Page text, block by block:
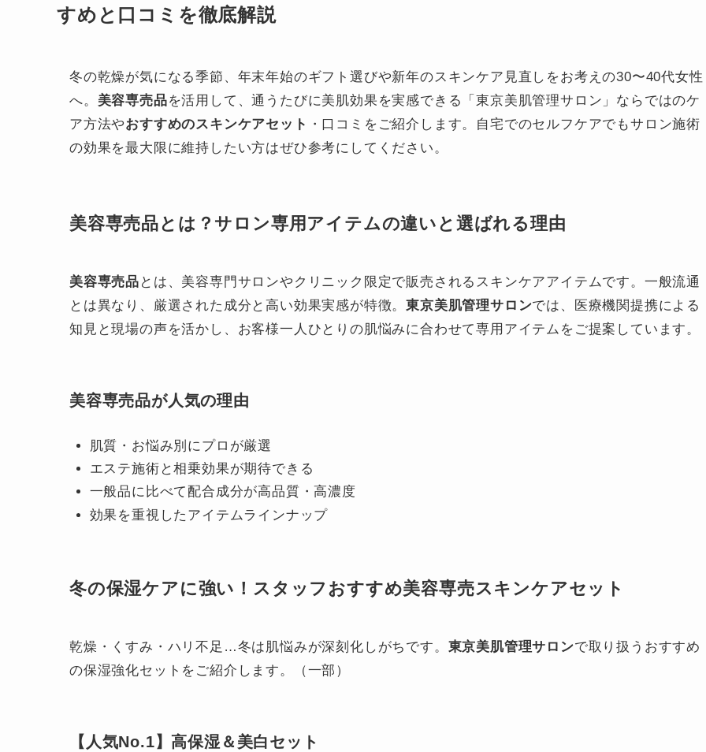
すめと口コミを徹底解説
冬の乾燥が気になる季節、年末年始のギフト選びや新年のスキンケア見直しをお考えの30〜40代女性
へ。 美容専売品を活用して、通うたびに美肌効果を実感できる「東京美肌管理サロン」ならではのケ
ア方法やおすすめのスキンケアセット ・口コミをご紹介します。自宅でのセルフケアでもサロン施術
の効果を最大限に維持したい方はぜひ参考にしてください。
美容専売品とは？サロン専用アイテムの違いと選ばれる理由
美容専売品 とは、美容専門サロンやクリニック限定で販売されるスキンケアアイテムです。一般流通
とは異なり、厳選された成分と高い効果実感が特徴。東京美肌管理サロンでは、医療機関提携による
知見と現場の声を活かし、お客様一人ひとりの肌悩みに合わせて専用アイテムをご提案しています。
美容専売品が人気の理由
肌質・お悩み別にプロが厳選
エステ施術と相乗効果が期待できる
一般品に比べて配合成分が高品質・高濃度
効果を重視したアイテムラインナップ
冬の保湿ケアに強い！スタッフおすすめ美容専売スキンケアセット
乾燥・くすみ・ハリ不足…冬は肌悩みが深刻化しがちです。 東京美肌管理サロンで取り扱うおすすめ
の保湿強化セットをご紹介します。（一部）
【人気No.1】高保湿＆美白セット